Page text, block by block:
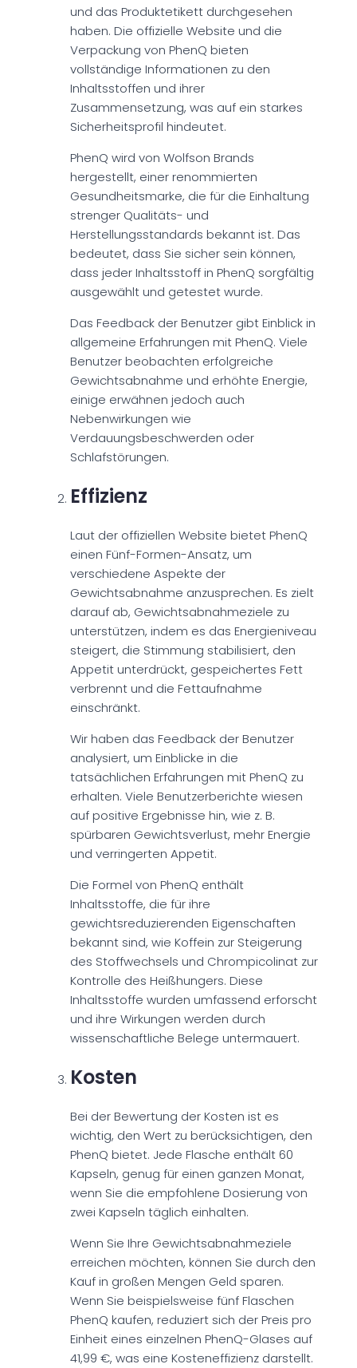
und das Produktetikett durchgesehen
haben. Die offizielle Website und die
Verpackung von PhenQ bieten
vollständige Informationen zu den
Inhaltsstoffen und ihrer
Zusammensetzung, was auf ein starkes
Sicherheitsprofil hindeutet.
PhenQ wird von Wolfson Brands
hergestellt, einer renommierten
Gesundheitsmarke, die für die Einhaltung
strenger Qualitäts- und
Herstellungsstandards bekannt ist. Das
bedeutet, dass Sie sicher sein können,
dass jeder Inhaltsstoff in PhenQ sorgfältig
ausgewählt und getestet wurde.
Das Feedback der Benutzer gibt Einblick in
allgemeine Erfahrungen mit PhenQ. Viele
Benutzer beobachten erfolgreiche
Gewichtsabnahme und erhöhte Energie,
einige erwähnen jedoch auch
Nebenwirkungen wie
Verdauungsbeschwerden oder
Schlafstörungen.
Effizienz
Laut der offiziellen Website bietet PhenQ
einen Fünf-Formen-Ansatz, um
verschiedene Aspekte der
Gewichtsabnahme anzusprechen. Es zielt
darauf ab, Gewichtsabnahmeziele zu
unterstützen, indem es das Energieniveau
steigert, die Stimmung stabilisiert, den
Appetit unterdrückt, gespeichertes Fett
verbrennt und die Fettaufnahme
einschränkt.
Wir haben das Feedback der Benutzer
analysiert, um Einblicke in die
tatsächlichen Erfahrungen mit PhenQ zu
erhalten. Viele Benutzerberichte wiesen
auf positive Ergebnisse hin, wie z. B.
spürbaren Gewichtsverlust, mehr Energie
und verringerten Appetit.
Die Formel von PhenQ enthält
Inhaltsstoffe, die für ihre
gewichtsreduzierenden Eigenschaften
bekannt sind, wie Koffein zur Steigerung
des Stoffwechsels und Chrompicolinat zur
Kontrolle des Heißhungers. Diese
Inhaltsstoffe wurden umfassend erforscht
und ihre Wirkungen werden durch
wissenschaftliche Belege untermauert.
Kosten
Bei der Bewertung der Kosten ist es
wichtig, den Wert zu berücksichtigen, den
PhenQ bietet. Jede Flasche enthält 60
Kapseln, genug für einen ganzen Monat,
wenn Sie die empfohlene Dosierung von
zwei Kapseln täglich einhalten.
Wenn Sie Ihre Gewichtsabnahmeziele
erreichen möchten, können Sie durch den
Kauf in großen Mengen Geld sparen.
Wenn Sie beispielsweise fünf Flaschen
PhenQ kaufen, reduziert sich der Preis pro
Einheit eines einzelnen PhenQ-Glases auf
41,99 €, was eine Kosteneffizienz darstellt.